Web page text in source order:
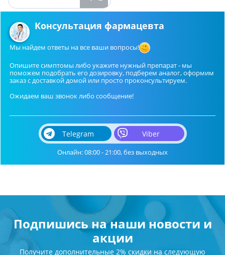
Консультация фармацевта
Мы найдем ответы на все ваши вопросы!
Опишите симптомы либо укажите нужный препарат - мы
поможем подобрать его дозировку, подберем аналог, оформим
заказ с доставкой домой или просто проконсультируем.
Ожидаем ваш звонок либо сообщение!
Telegram Viber
Онлайн: 08:00 - 21:00, без выходных
Подпишись на наши новости и
акции
Получите дополнительные 2% скидки на следующую